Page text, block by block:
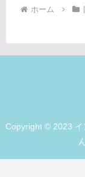
ホーム
Copyright © 2023 イ